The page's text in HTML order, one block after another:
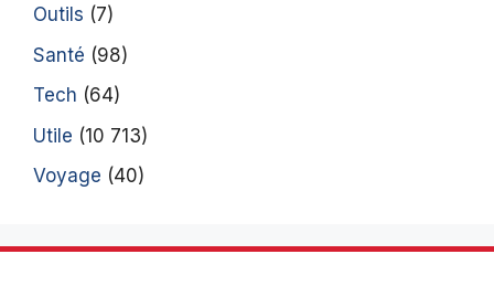
Outils (7)
Santé (98)
Tech (64)
Utile (10 713)
Voyage (40)